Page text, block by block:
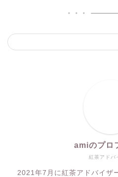
紅茶アドバ
amiのプロ
2021年7月に紅茶アドバイザ